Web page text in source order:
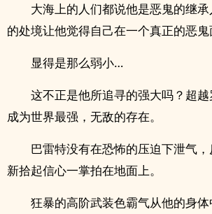
大海上的人们都说他是恶鬼的继
的处境让他觉得自己在一个真正的恶鬼
显得是那么弱小…
这不正是他所追寻的强大吗？超越
成为世界最强，无敌的存在。
巴雷特没有在恐怖的压迫下泄气
新拾起信心一掌拍在地面上。
狂暴的高阶武装色霸气从他的身